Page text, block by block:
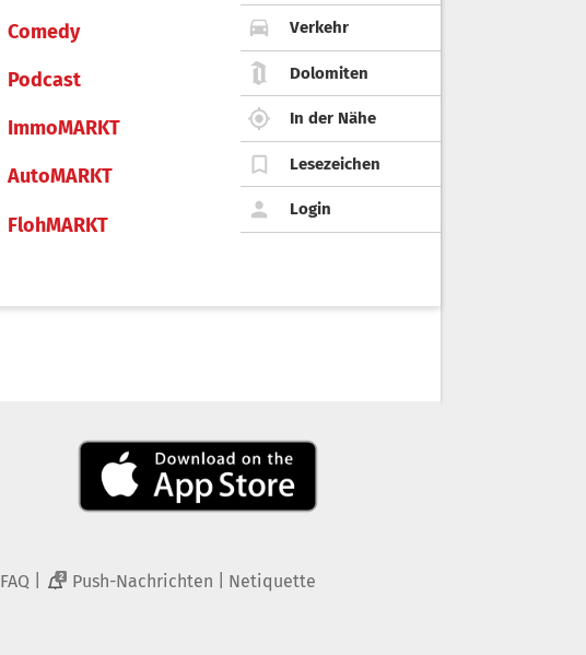
Comedy
Podcast
ImmoMARKT
AutoMARKT
FlohMARKT
Verkehr
Dolomiten
In der Nähe
Lesezeichen
Login
FAQ 2 Push-Nachrichten Netiquette